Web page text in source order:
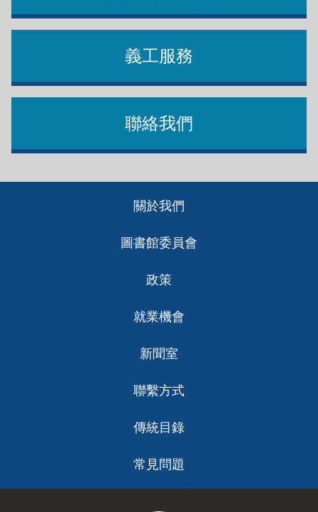
義工服務
聯絡我們
關於我們
圖書館委員會
政策
就業機會
新聞室
聯繫方式
傳統目錄
常見問題